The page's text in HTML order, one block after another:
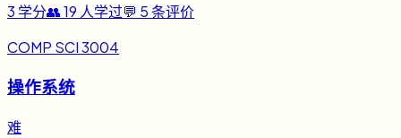
3 学分👥19 人学过💬 5条评价
COMP SCI 3004
操作系统
难